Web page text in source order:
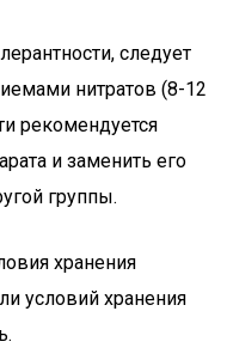
следует
нитратов (8-12
рекомендуется
и заменить его
группы.
хранения
условий хранения